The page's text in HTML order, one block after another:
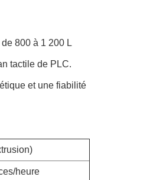
800 à 1 200 L
tactile de PLC.
et une fiabilité
heure